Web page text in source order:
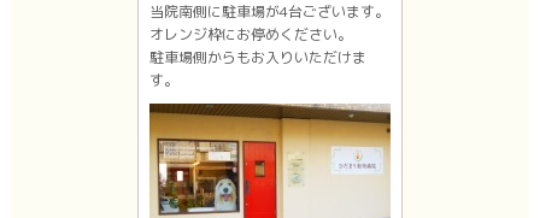
当院南側に駐車場が4台ございます。
オレンジ枠にお停めください。
駐車場側からもお入りいただけま
す。